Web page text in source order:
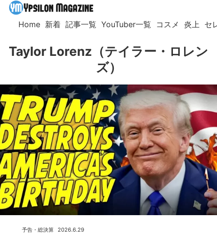
Home 新着 記事一覧 YouTuber一覧 コスメ 炎上 セ
Taylor Lorenz（テイラー・ロレン
ズ）
2026.6.29
予告・総決算